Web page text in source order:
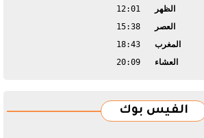
الظهر
12:01
العصر
15:38
المغرب
18:43
العشاء
20:09
الفيس بوك